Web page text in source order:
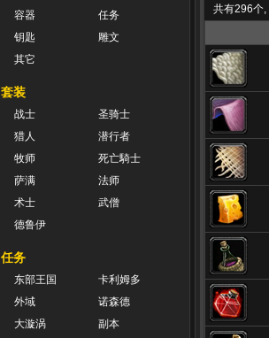
容器
任务
钥匙
雕文
其它
套装
战士
圣骑士
猎人
潜行者
牧师
死亡騎士
萨满
法师
术士
武僧
德鲁伊
任务
东部王国
卡利姆多
外域
诺森德
大漩涡
副本
共有296个